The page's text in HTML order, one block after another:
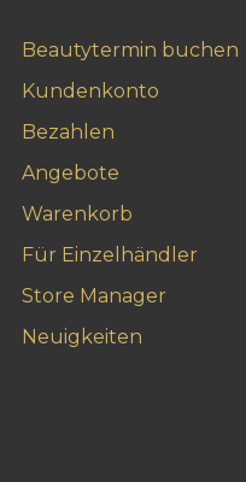
Beautytermin buchen
Kundenkonto
Bezahlen
Angebote
Warenkorb
Für Einzelhändler
Store Manager
Neuigkeiten